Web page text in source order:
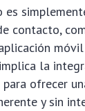
es
contacto,
la
ofrecer
y sin